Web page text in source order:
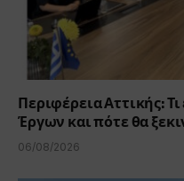
Περιφέρεια Αττικής:
Έργων και πότε θα
06/08/2026